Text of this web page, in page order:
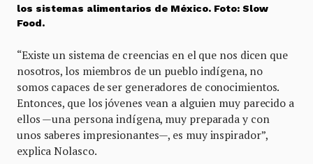
los sistemas alimentarios de México. Foto: Slow
Food.
“Existe un sistema de creencias en el que nos dicen que
nosotros, los miembros de un pueblo indígena, no
somos capaces de ser generadores de conocimientos.
Entonces, que los jóvenes vean a alguien muy parecido a
ellos —una persona indígena, muy preparada y con
unos saberes impresionantes—, es muy inspirador”,
explica Nolasco.